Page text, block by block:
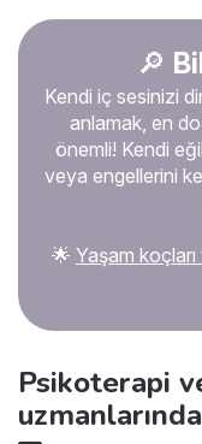
🔎
Kendi iç sesinizi
anlamak, en
önemli! Kendi
veya engellerini
🌟 Yaşam
Psikoterapi